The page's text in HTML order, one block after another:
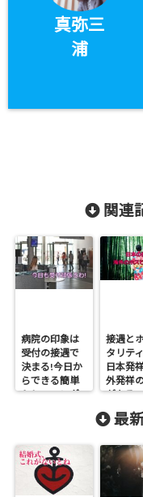
真弥三
浦
関連
病院の印象は
受付の接遇で
決まる!今日か
らできる簡単
トレーニング
接遇と
タリテ
日本発
外発祥
がある
最